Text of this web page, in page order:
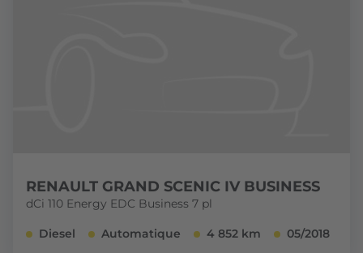
RENAULT GRAND SCENIC IV BUSINESS
dCi 110 Energy EDC Business 7 pl
Diesel Automatique 4 852 km 05/2018